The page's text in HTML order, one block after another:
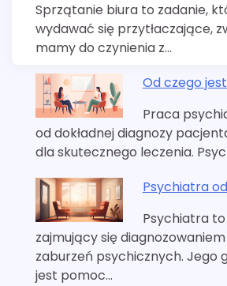
Sprzątanie biura to zadanie,
wydawać się przytłaczające,
mamy do czynienia z…
Od czego
Praca
od dokładnej diagnozy
dla skutecznego leczenia.
Psychiatra
Psychiatra
zajmujący się
zaburzeń psychicznych. Jego
jest pomoc…